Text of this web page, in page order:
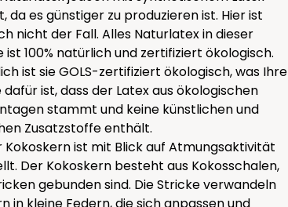
da es günstiger zu produzieren ist. Hier ist
nicht der Fall. Alles Naturlatex in dieser
ist 100% natürlich und zertifiziert ökologisch.
ist sie GOLS-zertifiziert ökologisch, was Ihre
ist, dass der Latex aus ökologischen
stammt und keine künstlichen und
Zusatzstoffe enthält.
Kokoskern ist mit Blick auf Atmungsaktivität
Der Kokoskern besteht aus Kokosschalen,
gebunden sind. Die Stricke verwandeln